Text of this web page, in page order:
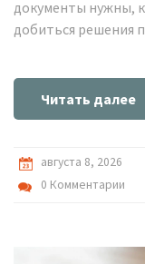
документы нужны,
добиться решения
Читать далее
августа 8, 2026
0 Комментарии